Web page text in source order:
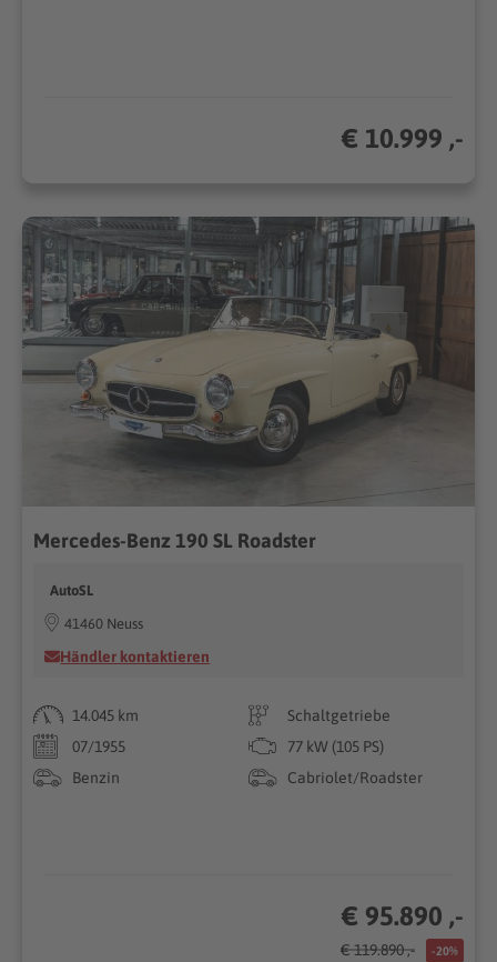
€ 10.999 ,-
Mercedes-Benz 190 SL Roadster
AutoSL
41460 Neuss
Händler kontaktieren
14.045 km
Schaltgetriebe
07/1955
77 kW (105 PS)
Benzin
Cabriolet/Roadster
€ 95.890 ,-
€ 119.890 ,- -20%